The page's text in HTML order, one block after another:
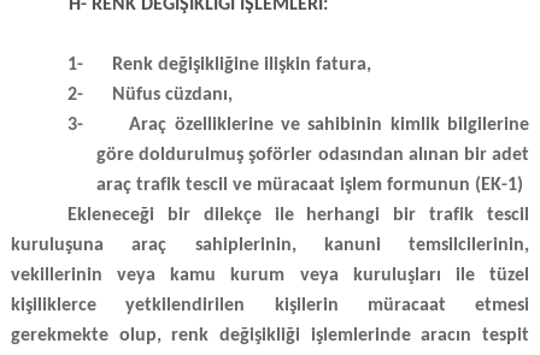
H- RENK DEĞİŞİKLİĞİ İŞLEMLERİ:
1-
Renk değişikliğine ilişkin fatura,
2-
Nüfus cüzdanı,
3-
Araç özelliklerine ve sahibinin kimlik bilgilerine
göre doldurulmuş şoförler odasından alınan bir adet
araç trafik tescil ve müracaat işlem formunun (EK-1)
Ekleneceği bir dilekçe ile herhangi bir trafik tescil
kuruluşunaaraç sahiplerinin, kanuni temsilcilerinin,
vekillerinin veya kamu kurum veya kuruluşları ile tüzel
kişiliklerce yetkilendirilen kişilerin müracaat etmesi
gerekmekte olup, renk değişikliği işlemlerinde aracın tespit